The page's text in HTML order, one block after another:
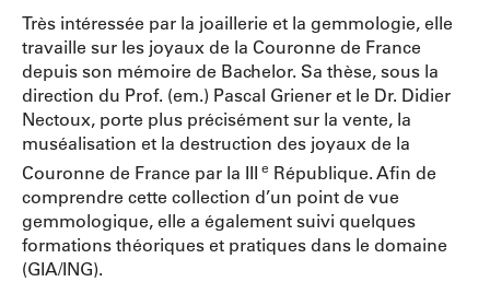
Très intéressée par la joaillerie et la gemmologie, elle
travaille sur les joyaux de la Couronne de France
depuis son mémoire de Bachelor. Sa thèse, sous la
direction du Prof. (em.) Pascal Griener et le Dr. Didier
Nectoux, porte plus précisément sur la vente, la
muséalisation et la destruction des joyaux de la
Couronne de France par la III e République. Afin de
comprendre cette collection d’un point de vue
gemmologique, elle a également suivi quelques
formations théoriques et pratiques dans le domaine
(GIA/ING).